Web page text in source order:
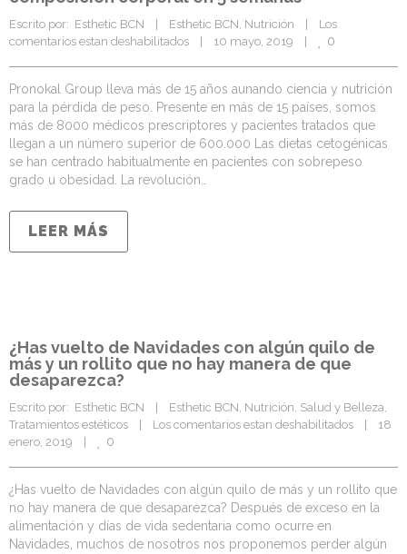
Escrito por:  Esthetic BCN    | Esthetic BCN, Nutrición
Los
comentarios estan deshabilitados
    |    10 mayo, 2019    |
0
Pronokal Group lleva más de 15 años aunando ciencia y nutrición
para la pérdida de peso. Presente en más de 15 países, somos
más de 8000 médicos prescriptores y pacientes tratados que
llegan a un número superior de 600.000 Las dietas cetogénicas
se han centrado habitualmente en pacientes con sobrepeso
grado u obesidad. La revolución…
LEER MÁS
¿Has vuelto de Navidades con algún quilo de
más y un rollito que no hay manera de que
desaparezca?
Escrito por:  Esthetic BCN    | Esthetic BCN, Nutrición, Salud y Belleza
Tratamientos estéticos
Los comentarios estan deshabilitados
    |    18
enero, 2019    |
0
¿Has vuelto de Navidades con algún quilo de más y un rollito que
no hay manera de que desaparezca? Después de exceso en la
alimentación y días de vida sedentaria como ocurre en
Navidades, muchos de nosotros nos proponemos perder algún